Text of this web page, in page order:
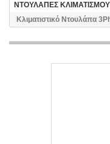
ΝΤΟΥΛΑΠΕΣ ΚΛΙΜΑΤΙΣΜΟΥ
Κλιματιστικό Ντουλάπα